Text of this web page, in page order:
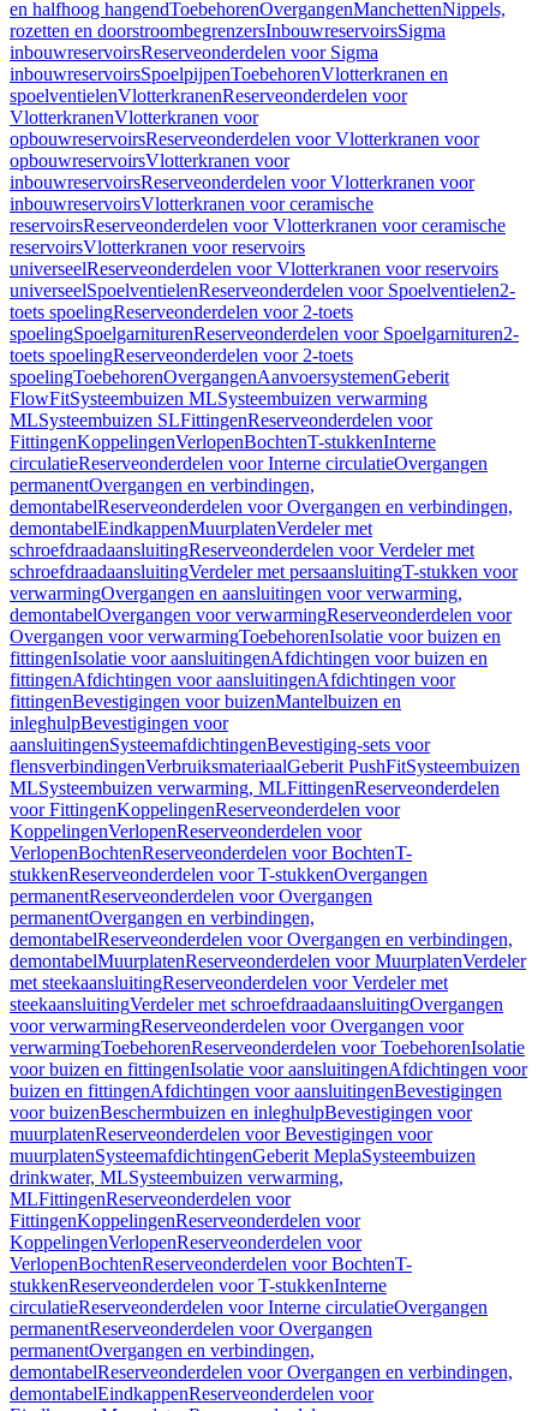
en halfhoog hangendToebehorenOvergangenManchettenNippels,
rozetten en doorstroombegrenzersInbouwreservoirsSigma
inbouwreservoirsReserveonderdelen voor Sigma
inbouwreservoirsSpoelpijpenToebehorenVlotterkranen en
spoelventielenVlotterkranenReserveonderdelen voor
VlotterkranenVlotterkranen voor
opbouwreservoirsReserveonderdelen voor Vlotterkranen voor
opbouwreservoirsVlotterkranen voor
inbouwreservoirsReserveonderdelen voor Vlotterkranen voor
inbouwreservoirsVlotterkranen voor ceramische
reservoirsReserveonderdelen voor Vlotterkranen voor ceramische
reservoirsVlotterkranen voor reservoirs
universeelReserveonderdelen voor Vlotterkranen voor reservoirs
universeelSpoelventielenReserveonderdelen voor Spoelventielen2-
toets spoelingReserveonderdelen voor 2-toets
spoelingSpoelgarniturenReserveonderdelen voor Spoelgarnituren2-
toets spoelingReserveonderdelen voor 2-toets
spoelingToebehorenOvergangenAanvoersystemenGeberit
FlowFitSysteembuizen MLSysteembuizen verwarming
MLSysteembuizen SLFittingenReserveonderdelen voor
FittingenKoppelingenVerlopenBochtenT-stukkenInterne
circulatieReserveonderdelen voor Interne circulatieOvergangen
permanentOvergangen en verbindingen,
demontabelReserveonderdelen voor Overgangen en verbindingen,
demontabelEindkappenMuurplatenVerdeler met
schroefdraadaansluitingReserveonderdelen voor Verdeler met
schroefdraadaansluitingVerdeler met persaansluitingT-stukken voor
verwarmingOvergangen en aansluitingen voor verwarming,
demontabelOvergangen voor verwarmingReserveonderdelen voor
Overgangen voor verwarmingToebehorenIsolatie voor buizen en
fittingenIsolatie voor aansluitingenAfdichtingen voor buizen en
fittingenAfdichtingen voor aansluitingenAfdichtingen voor
fittingenBevestigingen voor buizenMantelbuizen en
inleghulpBevestigingen voor
aansluitingenSysteemafdichtingenBevestiging-sets voor
flensverbindingenVerbruiksmateriaalGeberit PushFitSysteembuizen
MLSysteembuizen verwarming, MLFittingenReserveonderdelen
voor FittingenKoppelingenReserveonderdelen voor
KoppelingenVerlopenReserveonderdelen voor
VerlopenBochtenReserveonderdelen voor BochtenT-
stukkenReserveonderdelen voor T-stukkenOvergangen
permanentReserveonderdelen voor Overgangen
permanentOvergangen en verbindingen,
demontabelReserveonderdelen voor Overgangen en verbindingen,
demontabelMuurplatenReserveonderdelen voor MuurplatenVerdeler
met steekaansluitingReserveonderdelen voor Verdeler met
steekaansluitingVerdeler met schroefdraadaansluitingOvergangen
voor verwarmingReserveonderdelen voor Overgangen voor
verwarmingToebehorenReserveonderdelen voor ToebehorenIsolatie
voor buizen en fittingenIsolatie voor aansluitingenAfdichtingen voor
buizen en fittingenAfdichtingen voor aansluitingenBevestigingen
voor buizenBeschermbuizen en inleghulpBevestigingen voor
muurplatenReserveonderdelen voor Bevestigingen voor
muurplatenSysteemafdichtingenGeberit MeplaSysteembuizen
drinkwater, MLSysteembuizen verwarming,
MLFittingenReserveonderdelen voor
FittingenKoppelingenReserveonderdelen voor
KoppelingenVerlopenReserveonderdelen voor
VerlopenBochtenReserveonderdelen voor BochtenT-
stukkenReserveonderdelen voor T-stukkenInterne
circulatieReserveonderdelen voor Interne circulatieOvergangen
permanentReserveonderdelen voor Overgangen
permanentOvergangen en verbindingen,
demontabelReserveonderdelen voor Overgangen en verbindingen,
demontabelEindkappenReserveonderdelen voor